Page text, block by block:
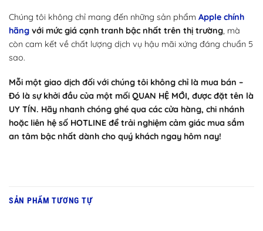
Chúng tôi không chỉ mang đến những sản phẩm Apple chính
hãng với mức giá cạnh tranh bậc nhất trên thị trường, mà
còn cam kết về chất lượng dịch vụ hậu mãi xứng đáng chuẩn 5
sao.
Mỗi một giao dịch đối với chúng tôi không chỉ là mua bán –
Đó là sự khởi đầu của một mối QUAN HỆ MỚI, được đặt tên là
UY TÍN. Hãy nhanh chóng ghé qua các cửa hàng, chi nhánh
hoặc liên hệ số HOTLINE để trải nghiệm cảm giác mua sắm
an tâm bậc nhất dành cho quý khách ngay hôm nay!
SẢN PHẨM TƯƠNG TỰ